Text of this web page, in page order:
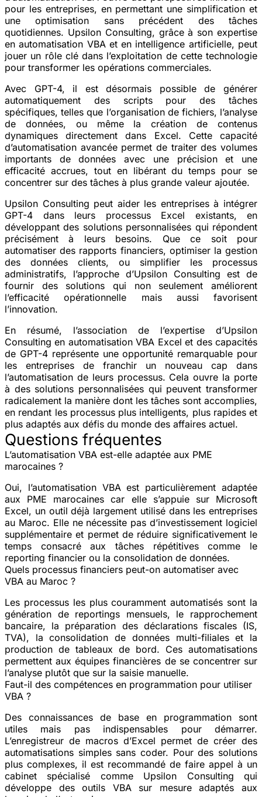
pour les entreprises, en permettant une simplification et
une optimisation sans précédent des tâches
quotidiennes. Upsilon Consulting, grâce à son expertise
en automatisation VBA et en intelligence artificielle, peut
jouer un rôle clé dans l’exploitation de cette technologie
pour transformer les opérations commerciales.
Avec GPT-4, il est désormais possible de générer
automatiquement des scripts pour des tâches
spécifiques, telles que l’organisation de fichiers, l’analyse
de données, ou même la création de contenus
dynamiques directement dans Excel. Cette capacité
d’automatisation avancée permet de traiter des volumes
importants de données avec une précision et une
efficacité accrues, tout en libérant du temps pour se
concentrer sur des tâches à plus grande valeur ajoutée​​.
Upsilon Consulting peut aider les entreprises à intégrer
GPT-4 dans leurs processus Excel existants, en
développant des solutions personnalisées qui répondent
précisément à leurs besoins. Que ce soit pour
automatiser des rapports financiers, optimiser la gestion
des données clients, ou simplifier les processus
administratifs, l’approche d’Upsilon Consulting est de
fournir des solutions qui non seulement améliorent
l’efficacité opérationnelle mais aussi favorisent
l’innovation.
En résumé, l’association de l’expertise d’Upsilon
Consulting en automatisation VBA Excel et des capacités
de GPT-4 représente une opportunité remarquable pour
les entreprises de franchir un nouveau cap dans
l’automatisation de leurs processus. Cela ouvre la porte
à des solutions personnalisées qui peuvent transformer
radicalement la manière dont les tâches sont accomplies,
en rendant les processus plus intelligents, plus rapides et
plus adaptés aux défis du monde des affaires actuel.
Questions fréquentes
L’automatisation VBA est-elle adaptée aux PME
marocaines ?
Oui, l’automatisation VBA est particulièrement adaptée
aux PME marocaines car elle s’appuie sur Microsoft
Excel, un outil déjà largement utilisé dans les entreprises
au Maroc. Elle ne nécessite pas d’investissement logiciel
supplémentaire et permet de réduire significativement le
temps consacré aux tâches répétitives comme le
reporting financier ou la consolidation de données.
Quels processus financiers peut-on automatiser avec
VBA au Maroc ?
Les processus les plus couramment automatisés sont la
génération de reportings mensuels, le rapprochement
bancaire, la préparation des déclarations fiscales (IS,
TVA), la consolidation de données multi-filiales et la
production de tableaux de bord. Ces automatisations
permettent aux équipes financières de se concentrer sur
l’analyse plutôt que sur la saisie manuelle.
Faut-il des compétences en programmation pour utiliser
VBA ?
Des connaissances de base en programmation sont
utiles mais pas indispensables pour démarrer.
L’enregistreur de macros d’Excel permet de créer des
automatisations simples sans coder. Pour des solutions
plus complexes, il est recommandé de faire appel à un
cabinet spécialisé comme Upsilon Consulting qui
développe des outils VBA sur mesure adaptés aux